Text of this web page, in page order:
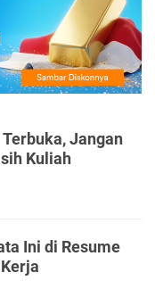
Jangan
Kuliah
Ini di Resume